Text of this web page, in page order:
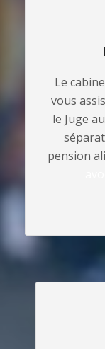
Le
vous
le Juge
pension